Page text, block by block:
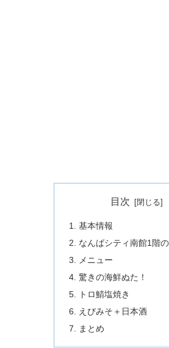
目次
基本情報
なんばシティ南館1階
メニュー
驚きの海鮮ぬた！
トロ鯖塩焼き
えびみそ＋日本酒
まとめ